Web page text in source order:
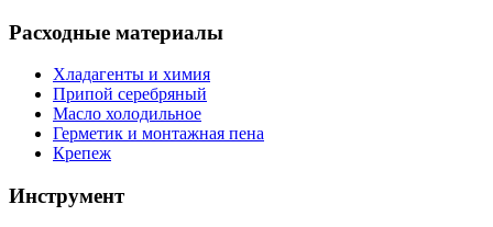
Расходные материалы
Хладагенты и химия
Припой серебряный
Масло холодильное
Герметик и монтажная пена
Крепеж
Инструмент